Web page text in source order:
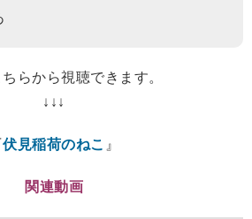
らから視聴できます。
↓↓↓
伏見稲荷のねこ 』
関連動画